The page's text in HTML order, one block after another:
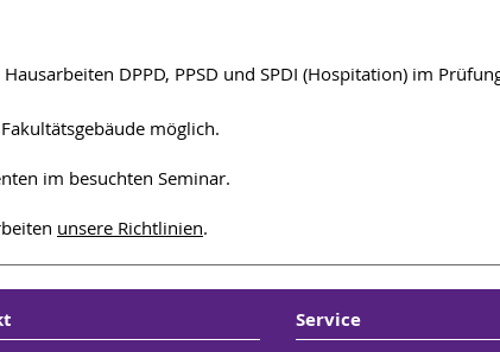
DPPD, PPSD und SPDI (Hospitation) im
möglich.
im besuchten Seminar.
unsere Richtlinien.
Service